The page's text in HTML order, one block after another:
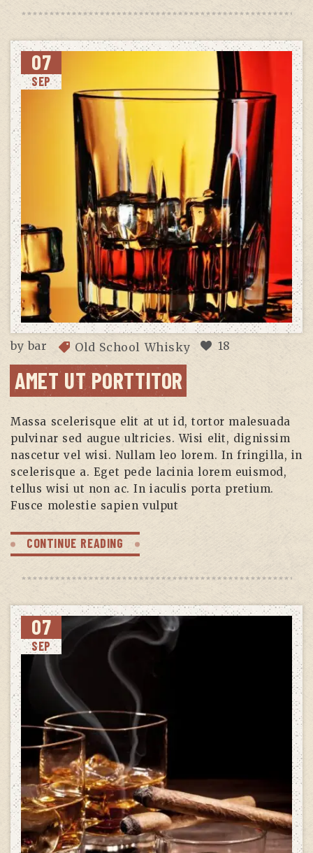
07
SEP
bybar Old School Whisky 18
AMET UT PORTTITOR
Massa scelerisque elit at ut id, tortor malesuada
pulvinar sed augue ultricies. Wisi elit, dignissim
nascetur vel wisi. Nullam leo lorem. In fringilla, in
scelerisque a. Eget pede lacinia lorem euismod,
tellus wisi ut non ac. In iaculis porta pretium.
Fusce molestie sapien vulput
CONTINUE READING
07
SEP